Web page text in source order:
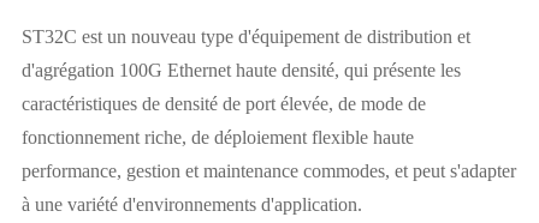
ST32C est un nouveau type d'équipement de distribution et
d'agrégation 100G Ethernet haute densité, qui présente les
caractéristiques de densité de port élevée, de mode de
fonctionnement riche, de déploiement flexible haute
performance, gestion et maintenance commodes, et peut s'adapter
à une variété d'environnements d'application.